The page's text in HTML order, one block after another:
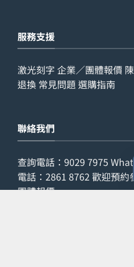
服務支援
激光刻字 企業／團體報價
退換 常見問題 選購指南
聯絡我們
查詢電話： 9029 7975
電話： 2861 8762 歡迎預約
團體報價。